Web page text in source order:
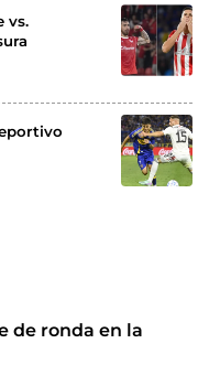
de ronda en la
vs.